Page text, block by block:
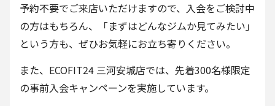
予約不要でご来店いただけますので、入会をご検討中
の方はもちろん、「まずはどんなジムか見てみたい」
という方も、ぜひお気軽にお立ち寄りください。
また、ECOFIT24 三河安城店では、先着300名様限定
の事前入会キャンペーンを実施しています。